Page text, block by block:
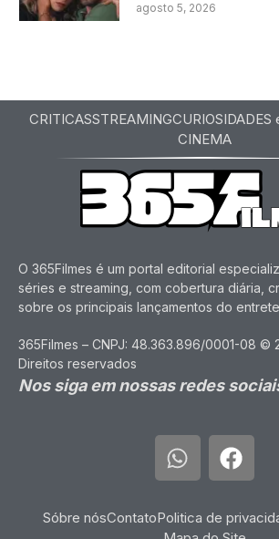
agosto 5, 2026
CRITICASSTREAMINGCURIOSIDADES
CINEMA
O 365Filmes é um portal editorial
séries e streaming, com cobertura diária,
sobre os principais lançamentos do
365Filmes – CNPJ: 48.363.896/0001-08 ©
Direitos reservados
Nos siga em nossas redes
Sóbre nósContatoPolitica de